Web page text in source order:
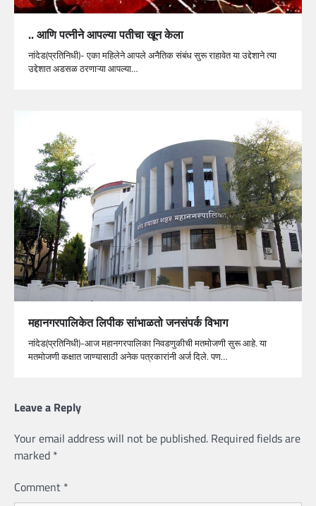
.. आणि पत्नीने आपल्या पतीचा खून केला
नांदेड(प्रतिनिधी)- एका महिलेने आपले अनैतिक संबंध सुरू राहावेत या उद्देशाने त्या
उद्देशात अडसळ ठरणाऱ्या आपल्या…
महानगरपालिकेत लिपीक सांभाळतो जनसंपर्क विभाग
नांदेड(प्रतिनिधी)-आज महानगरपालिका निवडणुकीची मतमोजणी सुरू आहे. या
मतमोजणी कक्षात जाण्यासाठी अनेक पत्रकारांनी अर्ज दिले. पण…
Leave a Reply
Your email address will not be published. Required fields are
marked *
Comment *